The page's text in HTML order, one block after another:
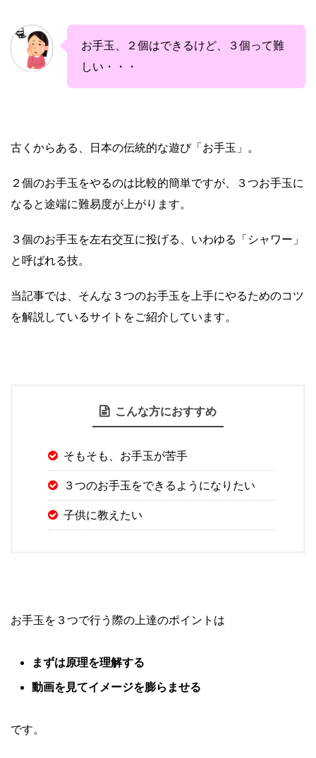
お手玉、２個はできるけど、３個って難
しい・・・
古くからある、日本の伝統的な遊び「お手玉」。
２個のお手玉をやるのは比較的簡単ですが、３つお手玉に
なると途端に難易度が上がります。
３個のお手玉を左右交互に投げる、いわゆる「シャワー」
と呼ばれる技。
当記事では、そんな３つのお手玉を上手にやるためのコツ
を解説しているサイトをご紹介しています。
こんな方におすすめ
そもそも、お手玉が苦手
３つのお手玉をできるようになりたい
子供に教えたい
お手玉を３つで行う際の上達のポイントは
まずは原理を理解する
動画を見てイメージを膨らませる
です。